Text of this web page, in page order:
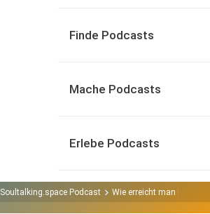
Finde Podcasts
Mache Podcasts
Erlebe Podcasts
Soultalking.space Podcast Wie erreicht man